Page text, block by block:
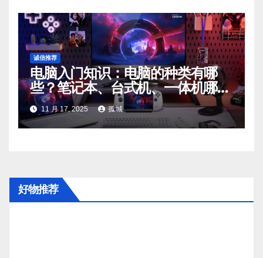
诚信推荐
电脑入门知识：电脑的种类有哪
些？笔记本、台式机、一体机哪种
更适合你？
11 月 17, 2025 孤城
好物推荐